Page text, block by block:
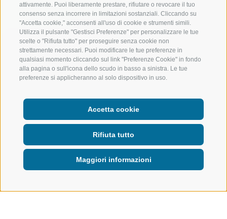
attivamente. Puoi liberamente prestare, rifiutare o revocare il tuo
consenso senza incorrere in limitazioni sostanziali. Cliccando su
"Accetta cookie," acconsenti all'uso di cookie e strumenti simili.
Utilizza il pulsante "Gestisci Preferenze" per personalizzare le tue
scelte o "Rifiuta tutto" per proseguire senza cookie non
strettamente necessari. Puoi modificare le tue preferenze in
qualsiasi momento cliccando sul link "Preferenze Cookie" in fondo
alla pagina o sull'icona dello scudo in basso a sinistra. Le tue
preferenze si applicheranno al solo dispositivo in uso.
Accetta cookie
Rifiuta tutto
Maggiori informazioni